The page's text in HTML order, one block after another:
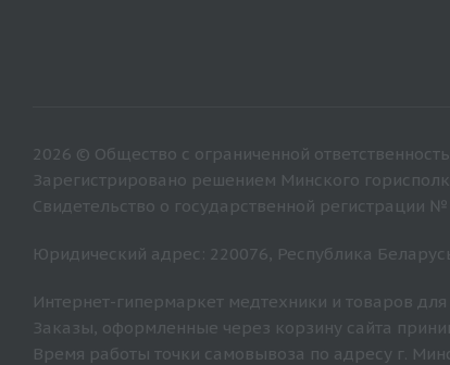
2026 © Общество с ограниченной
Зарегистрировано решением Минского
Свидетельство о государственной регистрации №
Юридический адрес: 220076, Республика
Интернет-гипермаркет медтехники и товаров
Заказы, оформленные через корзину сайта
Время работы точки самовывоза по адресу г.